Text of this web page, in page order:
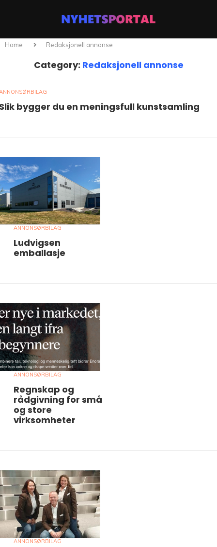
Home Redaksjonell annonse
Category: Redaksjonell annonse
bygger du en meningsfull kunstsamling
ANNONSØRBILAG
Ludvigsen
emballasje
ANNONSØRBILAG
Regnskap og
rådgivning for små
og store
virksomheter
ANNONSØRBILAG